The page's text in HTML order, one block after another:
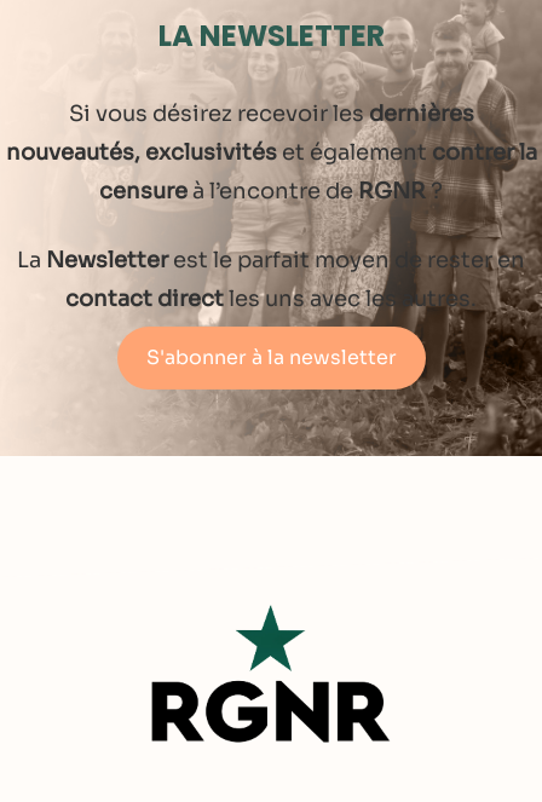
LA NEWSLETTER
Si vous désirez recevoir lesdernières
nouveautés, exclusivitéset également contrer la
censureà l’encontre deRGNR?
La Newsletterest le parfait moyen de rester en
contact directles uns avec les autres.
S'abonner à la newsletter